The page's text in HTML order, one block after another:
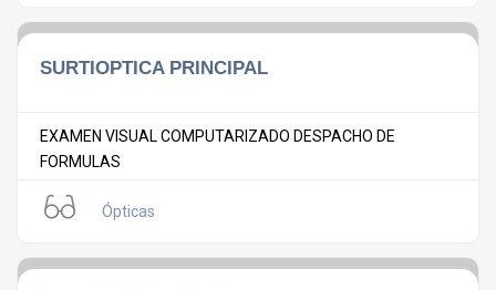
SURTIOPTICA PRINCIPAL
EXAMEN VISUAL COMPUTARIZADO DESPACHO DE
FORMULAS
Ópticas